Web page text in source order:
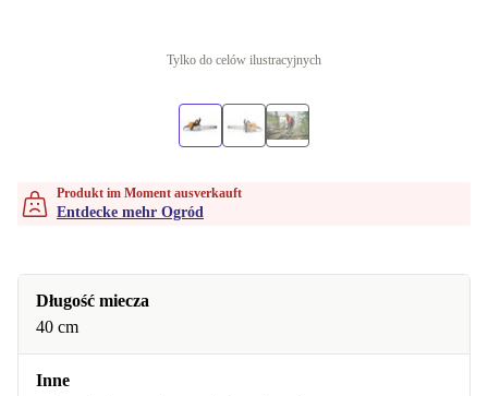
Tylko do celów ilustracyjnych
Produkt im Moment ausverkauft
Entdecke mehr Ogród
Długość miecza
40 cm
Inne